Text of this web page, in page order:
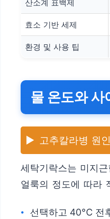
산소계 표백제
효소 기반 세제
환경 및 사용 팁
물 온도와 사
▶️ 고추칼라병 원
세탁기락스는 미지
얼룩의 정도에 따라
선택하고 40°C 전